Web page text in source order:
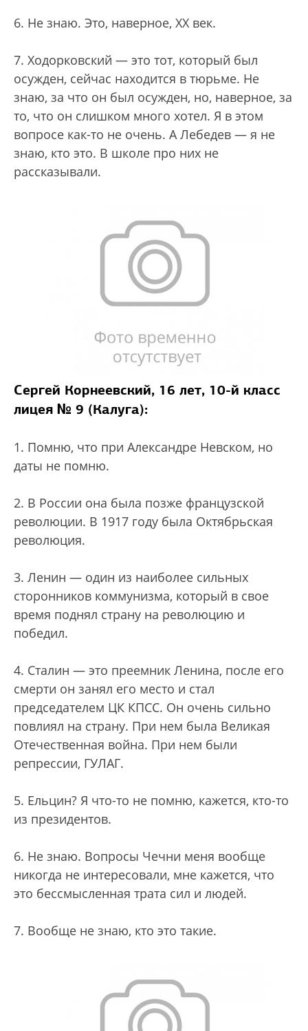
6. Не знаю. Это, наверное, ХХ век.
7. Ходорковский — это тот, который был
осужден, сейчас находится в тюрьме. Не
знаю, за что он был осужден, но, наверное, за
то, что он слишком много хотел. Я в этом
вопросе как-то не очень. А Лебедев — я не
знаю, кто это. В школе про них не
рассказывали.
Сергей Корнеевский, 16 лет, 10-й класс
лицея № 9 (Калуга):
1. Помню, что при Александре Невском, но
даты не помню.
2. В России она была позже французской
революции. В 1917 году была Октябрьская
революция.
3. Ленин — один из наиболее сильных
сторонников коммунизма, который в свое
время поднял страну на революцию и
победил.
4. Сталин — это преемник Ленина, после его
смерти он занял его место и стал
председателем ЦК КПСС. Он очень сильно
повлиял на страну. При нем была Великая
Отечественная война. При нем были
репрессии, ГУЛАГ.
5. Ельцин? Я что-то не помню, кажется, кто-то
из президентов.
6. Не знаю. Вопросы Чечни меня вообще
никогда не интересовали, мне кажется, что
это бессмысленная трата сил и людей.
7. Вообще не знаю, кто это такие.